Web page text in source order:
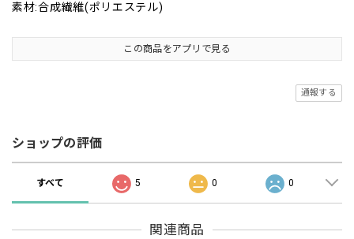
素材:合成繊維(ポリエステル)
この商品をアプリで見る
通報する
ショップの評価
すべて 5 0 0
関連商品